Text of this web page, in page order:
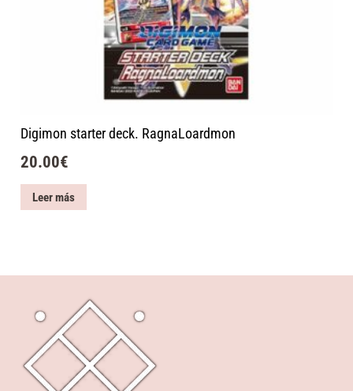
Digimon starter deck. RagnaLoardmon
20.00€
Leer más